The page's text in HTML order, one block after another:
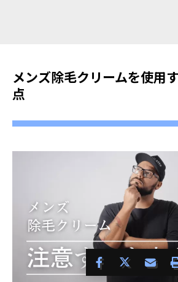
メンズ除毛クリームを使用
点